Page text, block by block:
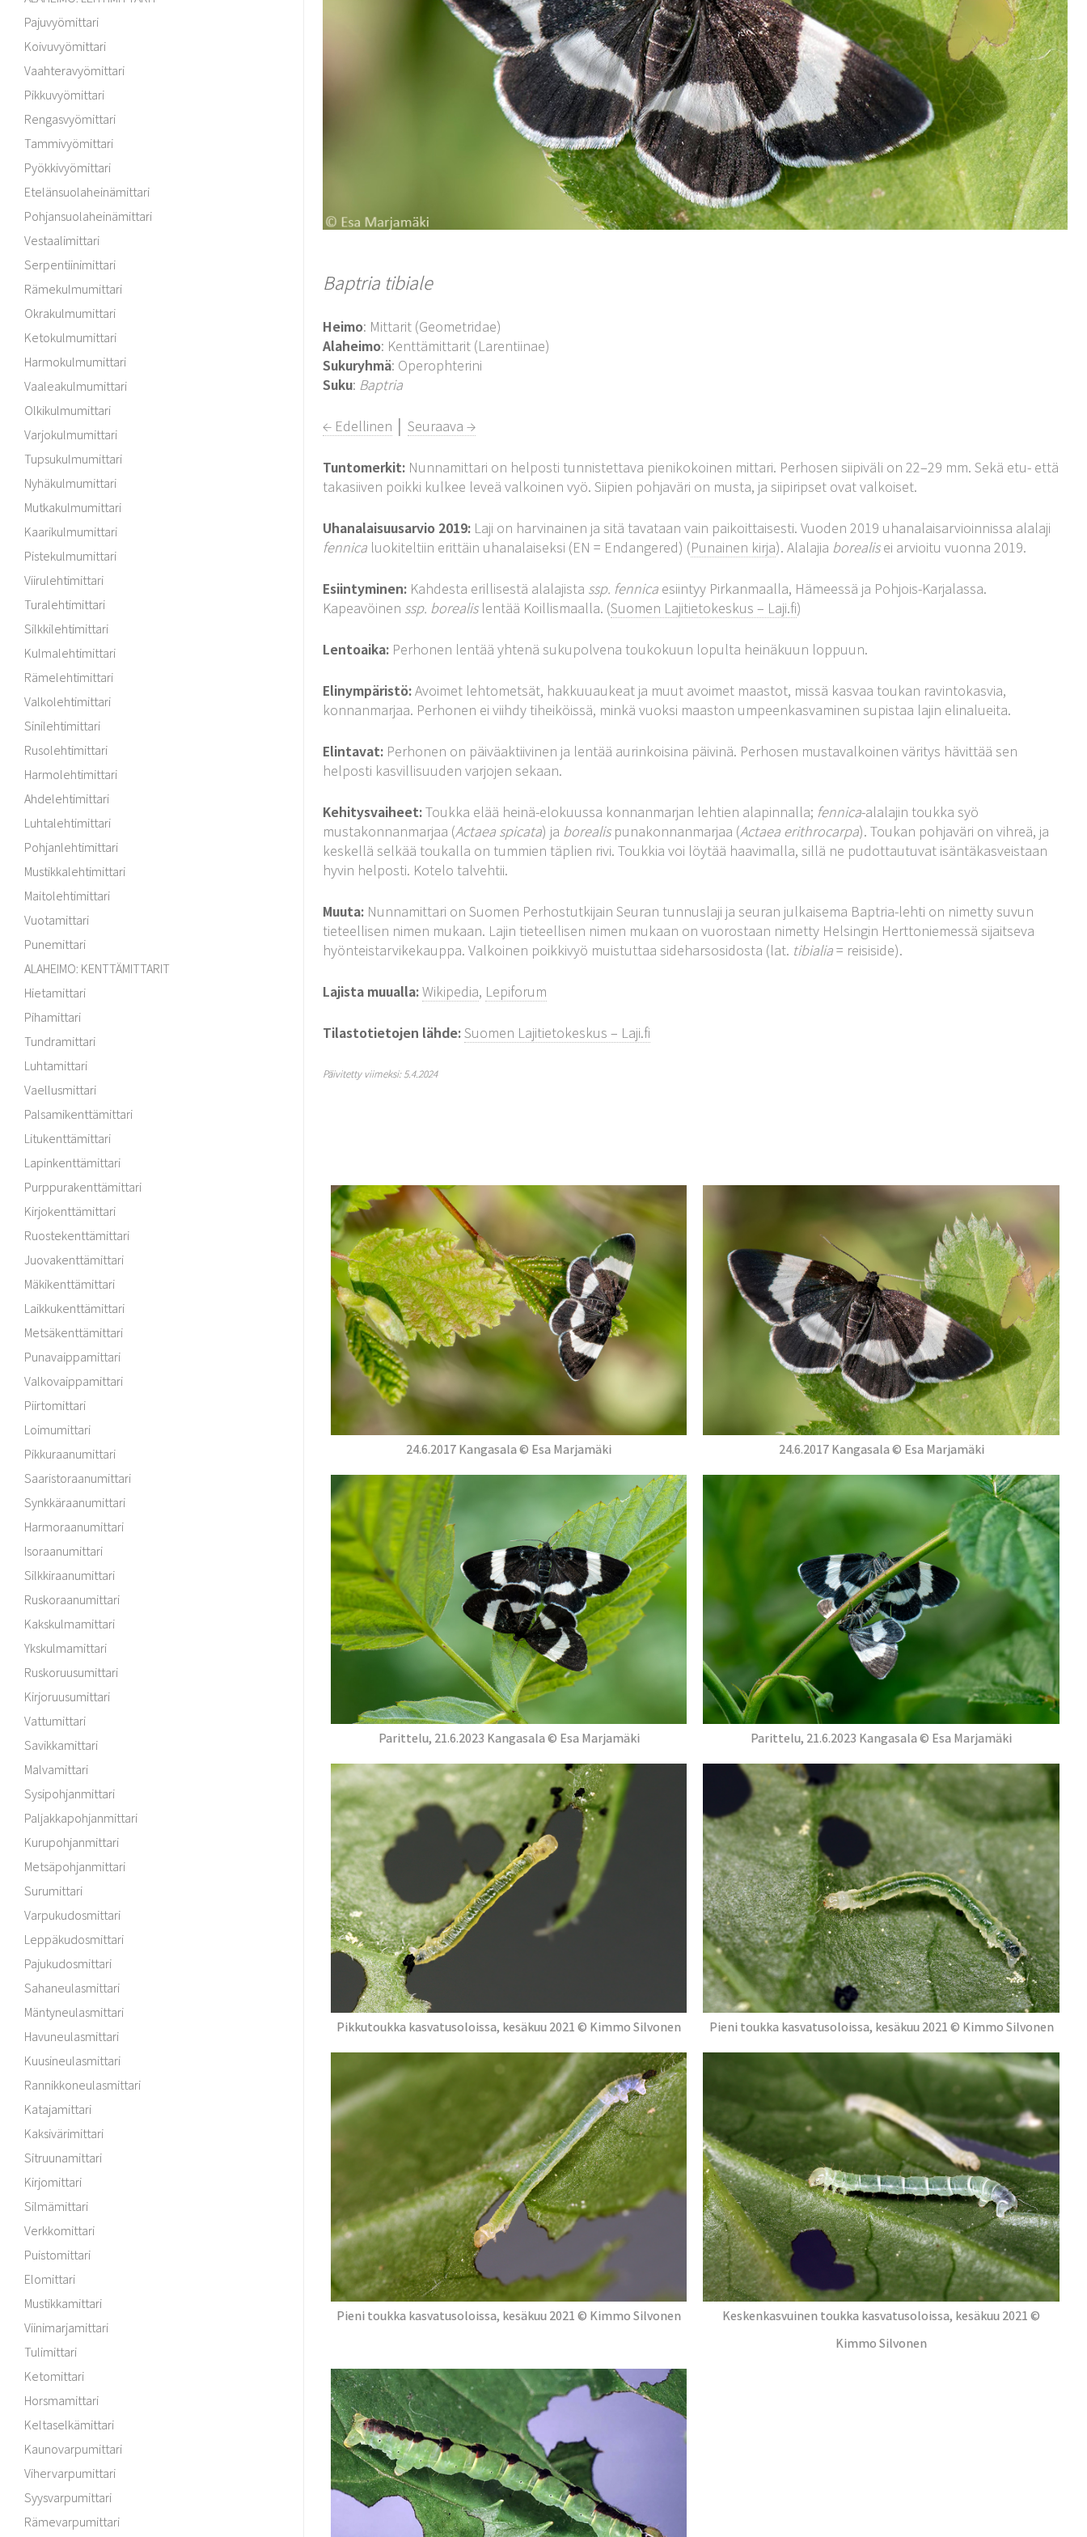
Pajuvyömittari
Koivuvyömittari
Vaahteravyömittari
Pikkuvyömittari
Rengasvyömittari
Tammivyömittari
Pyökkivyömittari
Etelänsuolaheinämittari
Pohjansuolaheinämittari
Vestaalimittari
Serpentiinimittari
Rämekulmumittari
Okrakulmumittari
Ketokulmumittari
Harmokulmumittari
Vaaleakulmumittari
Olkikulmumittari
Varjokulmumittari
Tupsukulmumittari
Nyhäkulmumittari
Mutkakulmumittari
Kaarikulmumittari
Pistekulmumittari
Viirulehtimittari
Turalehtimittari
Silkkilehtimittari
Kulmalehtimittari
Rämelehtimittari
Valkolehtimittari
Sinilehtimittari
Rusolehtimittari
Harmolehtimittari
Ahdelehtimittari
Luhtalehtimittari
Pohjanlehtimittari
Mustikkalehtimittari
Maitolehtimittari
Vuotamittari
Punemittari
ALAHEIMO: KENTTÄMITTARIT
Hietamittari
Pihamittari
Tundramittari
Luhtamittari
Vaellusmittari
Palsamikenttämittari
Litukenttämittari
Lapinkenttämittari
Purppurakenttämittari
Kirjokenttämittari
Ruostekenttämittari
Juovakenttämittari
Mäkikenttämittari
Laikkukenttämittari
Metsäkenttämittari
Punavaippamittari
Valkovaippamittari
Piirtomittari
Loimumittari
Pikkuraanumittari
Saaristoraanumittari
Synkkäraanumittari
Harmoraanumittari
Isoraanumittari
Silkkiraanumittari
Ruskoraanumittari
Kakskulmamittari
Ykskulmamittari
Ruskoruusumittari
Kirjoruusumittari
Vattumittari
Savikkamittari
Malvamittari
Sysipohjanmittari
Paljakkapohjanmittari
Kurupohjanmittari
Metsäpohjanmittari
Surumittari
Varpukudosmittari
Leppäkudosmittari
Pajukudosmittari
Sahaneulasmittari
Mäntyneulasmittari
Havuneulasmittari
Kuusineulasmittari
Rannikkoneulasmittari
Katajamittari
Kaksivärimittari
Sitruunamittari
Kirjomittari
Silmämittari
Verkkomittari
Puistomittari
Elomittari
Mustikkamittari
Viinimarjamittari
Tulimittari
Ketomittari
Horsmamittari
Keltaselkämittari
Kaunovarpumittari
Vihervarpumittari
Syysvarpumittari
Rämevarpumittari
Baptria tibiale
Heimo: Mittarit (Geometridae)
Alaheimo: Kenttämittarit (Larentiinae)
Sukuryhmä: Operophterini
Suku: Baptria
← Edellinen │Seuraava →
Tuntomerkit: Nunnamittari on helposti tunnistettava pienikokoinen mittari. Perhosen siipiväli on 22–29 mm. Sekä etu- että
takasiiven poikki kulkee leveä valkoinen vyö. Siipien pohjaväri on musta, ja siipiripset ovat valkoiset.
Uhanalaisuusarvio 2019: Laji on harvinainen ja sitä tavataan vain paikoittaisesti. Vuoden 2019 uhanalaisarvioinnissa alalaji
fennica luokiteltiin erittäin uhanalaiseksi (EN = Endangered) (Punainen kirja). Alalajia borealisei arvioitu vuonna 2019.
Esiintyminen: Kahdesta erillisestä alalajista ssp. fennica esiintyy Pirkanmaalla, Hämeessä ja Pohjois-Karjalassa.
Kapeavöinen ssp. borealislentää Koillismaalla. (Suomen Lajitietokeskus – Laji.fi)
Lentoaika: Perhonen lentää yhtenä sukupolvena toukokuun lopulta heinäkuun loppuun.
Elinympäristö:Avoimet lehtometsät, hakkuuaukeat ja muut avoimet maastot, missä kasvaa toukan ravintokasvia,
konnanmarjaa. Perhonen ei viihdy tiheiköissä, minkä vuoksi maaston umpeenkasvaminen supistaa lajin elinalueita.
Elintavat: Perhonen on päiväaktiivinen ja lentää aurinkoisina päivinä. Perhosen mustavalkoinen väritys hävittää sen
helposti kasvillisuuden varjojen sekaan.
Kehitysvaiheet:Toukka elää heinä-elokuussa konnanmarjan lehtien alapinnalla; fennica-alalajin toukka syö
mustakonnanmarjaa (Actaea spicata) ja borealis punakonnanmarjaa (Actaea erithrocarpa). Toukan pohjaväri on vihreä, ja
keskellä selkää toukalla on tummien täplien rivi. Toukkia voi löytää haavimalla, sillä ne pudottautuvat isäntäkasveistaan
hyvin helposti. Kotelo talvehtii.
Muuta: Nunnamittari on Suomen Perhostutkijain Seuran tunnuslaji ja seuran julkaisema Baptria-lehti on nimetty suvun
tieteellisen nimen mukaan. Lajin tieteellisen nimen mukaan on vuorostaan nimetty Helsingin Herttoniemessä sijaitseva
hyönteistarvikekauppa. Valkoinen poikkivyö muistuttaa sideharsosidosta (lat. tibialia= reisiside).
Lajista muualla:Wikipedia, Lepiforum
Tilastotietojen lähde:Suomen Lajitietokeskus – Laji.fi
Päivitetty viimeksi: 5.4.2024
24.6.2017 Kangasala © Esa Marjamäki 24.6.2017 Kangasala © Esa Marjamäki
Parittelu, 21.6.2023 Kangasala © Esa Marjamäki Parittelu, 21.6.2023 Kangasala © Esa Marjamäki
Pikkutoukka kasvatusoloissa, kesäkuu 2021 © Kimmo Silvonen Pieni toukka kasvatusoloissa, kesäkuu 2021 © Kimmo Silvonen
Pieni toukka kasvatusoloissa, kesäkuu 2021 © Kimmo Silvonen
Keskenkasvuinen toukka kasvatusoloissa, kesäkuu 2021 ©
Kimmo Silvonen